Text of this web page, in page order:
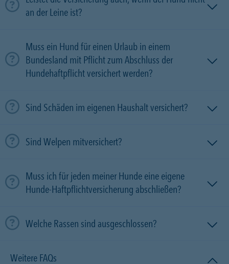
an der Leine ist?
Muss ein Hund für einen Urlaub in einem
Bundesland mit Pflicht zum Abschluss der
Hundehaftpflicht versichert werden?
Sind Schäden im eigenen Haushalt versichert?
Sind Welpen mitversichert?
Muss ich für jeden meiner Hunde eine eigene
Hunde-Haftpflichtversicherung abschließen?
Welche Rassen sind ausgeschlossen?
Weitere FAQs